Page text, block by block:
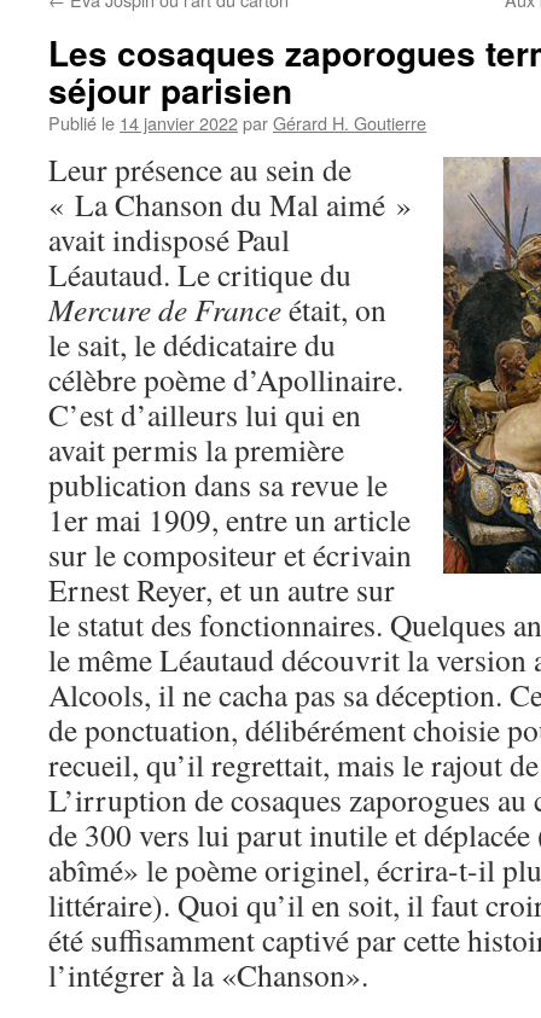
Les cosaques zaporogues
séjour parisien
Publié le 14 janvier 2022parGérard H. Goutierre
Leur présence au sein de
« La Chanson du Mal aimé »
avait indisposé Paul
Léautaud. Le critique du
Mercure de Franceétait, on
le sait, le dédicataire du
célèbre poème d’Apollinaire.
C’est d’ailleurs lui qui en
avait permis la première
publication dans sa revue le
1er mai 1909, entre un article
sur le compositeur et écrivain
Ernest Reyer, et un autre sur
le statut des fonctionnaires. Quelques
le même Léautaud découvrit la version
Alcools, il ne cacha pas sa déception.
de ponctuation, délibérément choisie
recueil, qu’il regrettait, mais le rajout
L’irruption de cosaques zaporogues
de 300 vers lui parut inutile et
abîmé» le poème originel, écrira-t-il
littéraire). Quoi qu’il en soit, il faut
été suffisamment captivé par cette
l’intégrer à la «Chanson».